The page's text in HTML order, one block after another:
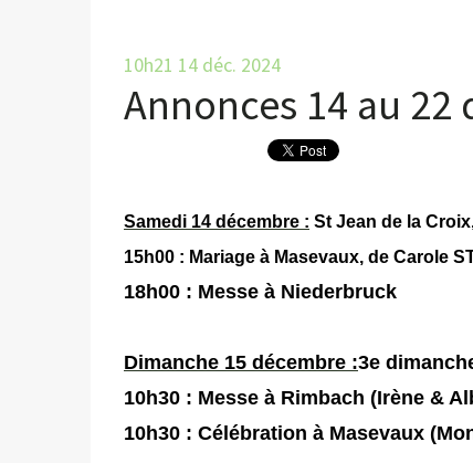
10h21 14 déc. 2024
Annonces 14 au 22
Samedi 14 décembre : St Jean de la
15h00 : Mariage à Masevaux, de Carole
18h00 : Messe à Niederbruck
Dimanche 15 décembre :3e
10h30 : Messe à Rimbach (Irène &
10h30 : Célébration à Masevaux